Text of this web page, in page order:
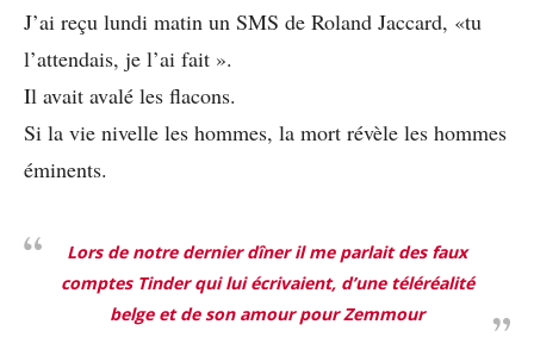
J’ai reçu lundi matin un SMS de Roland Jaccard, «tu
l’attendais, je l’ai fait ».
Il avait avalé les flacons.
Si la vie nivelle les hommes, la mort révèle les hommes
éminents.
Lors de notre dernier dîner il me parlait des faux
comptes Tinder qui lui écrivaient, d’une téléréalité
belge et de son amour pour Zemmour